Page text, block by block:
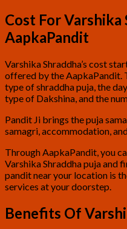
Cost For Varshika
AapkaPandit
Varshika Shraddha’s cost
offered by the AapkaPandit.
type of shraddha puja, the
type of Dakshina, and the
Pandit Ji brings the puja
samagri, accommodation,
Through AapkaPandit, you
Varshika Shraddha puja and
pandit near your location is
services at your doorstep.
Benefits Of